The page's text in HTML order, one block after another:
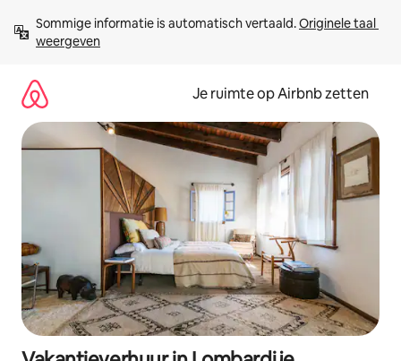
direct
naar
Sommige informatie is automatisch vertaald. Originele taal
weergeven
Je ruimte op Airbnb zetten